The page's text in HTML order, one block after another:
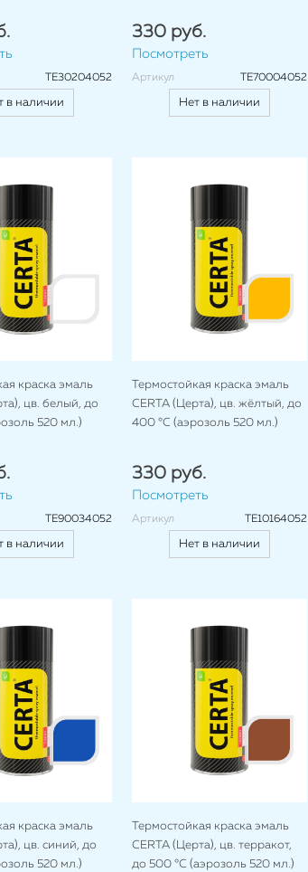
TE30204052
в наличии
330 руб.
Посмотреть
Артикул TE70004052
Нет в наличии
краска эмаль
цв. белый, до
520 мл.)
TE90034052
в наличии
Термостойкая краска эмаль
CERTA (Церта), цв. жёлтый, до
400 °C (аэрозоль 520 мл.)
330 руб.
Посмотреть
Артикул TE10164052
Нет в наличии
краска эмаль
цв. синий, до
520 мл.)
Термостойкая краска эмаль
CERTA (Церта), цв. терракот,
до 500 °C (аэрозоль 520 мл.)